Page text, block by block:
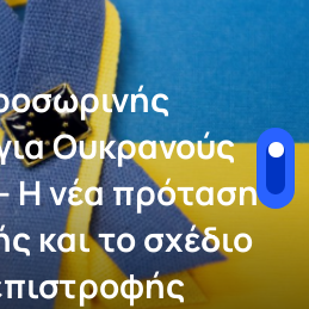
Ουκρανούς
Η νέα πρόταση
και το σχέδιο